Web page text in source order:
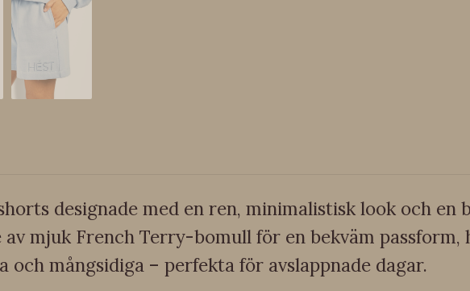
designade med en ren, minimalistisk look och en
av mjuk French Terry-bomull för en bekväm
och mångsidiga – perfekta för avslappnade dagar.